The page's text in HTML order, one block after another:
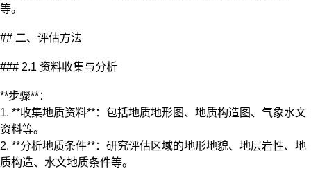
等。
## 二、评估方法
### 2.1 资料收集与分析
**步骤**：
1. **收集地质资料**：包括地质地形图、地质构造图、气象水文
资料等。
2. **分析地质条件**：研究评估区域的地形地貌、地层岩性、地
质构造、水文地质条件等。